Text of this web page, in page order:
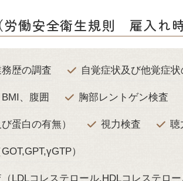
働安全衛生規則 雇入れ
歴の調査 自覚症状及び他覚症
、腹囲 胸部レントゲン検査
蛋白の有無） 視力検査 聴
）
LDLコレステロール,HDLコレステロ